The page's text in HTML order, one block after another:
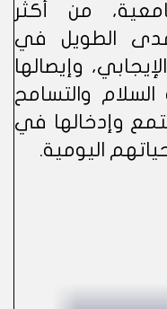
من أكثر
الطويل في
وإيصالها
السلام والتسامح
وإدخالها في
اليومية.